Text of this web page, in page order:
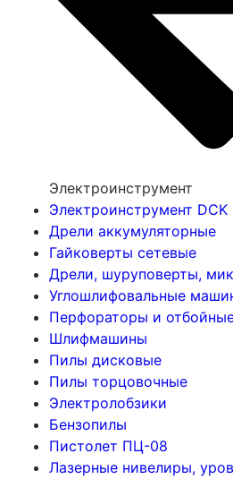
Электроинструмент
Электроинструмент DCK
Дрели аккумуляторные
Гайковерты сетевые
Дрели, шуруповерты,
Углошлифовальные
Перфораторы и
Шлифмашины
Пилы дисковые
Пилы торцовочные
Электролобзики
Бензопилы
Пистолет ПЦ-08
Лазерные нивелиры,